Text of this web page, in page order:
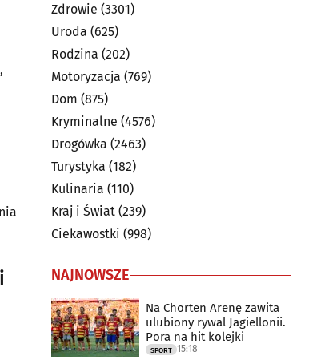
Zdrowie (3301)
Uroda (625)
Rodzina (202)
Motoryzacja (769)
Dom (875)
Kryminalne (4576)
Drogówka (2463)
Turystyka (182)
Kulinaria (110)
Kraj i Świat (239)
Ciekawostki (998)
NAJNOWSZE
Na Chorten Arenę zawita
ulubiony rywal Jagiellonii.
Pora na hit kolejki
SPORT 15:18